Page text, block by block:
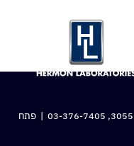
03-376-7405 | פתח